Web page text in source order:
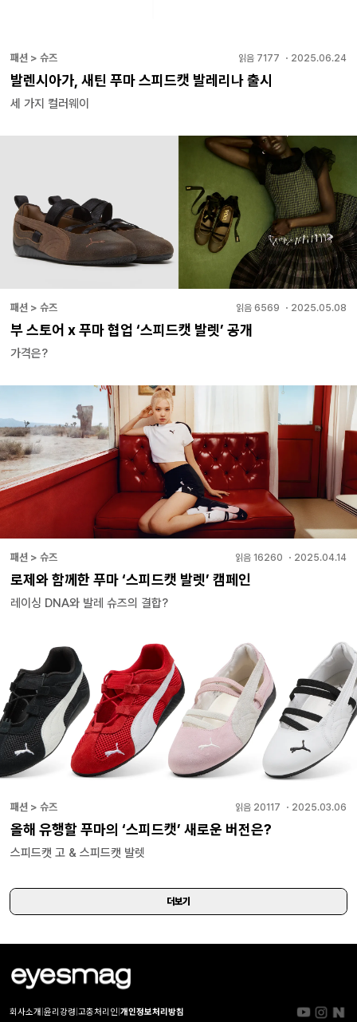
패션 > 슈즈 읽음 7177 ・ 2025.06.24
발렌시아가, 새틴 푸마 스피드캣 발레리나 출시
세 가지 컬러웨이
패션 > 슈즈 읽음 6569 ・ 2025.05.08
부 스토어 x 푸마 협업 ‘스피드캣 발렛’ 공개
가격은?
패션 > 슈즈 읽음 16260 ・ 2025.04.14
로제와 함께한 푸마 ‘스피드캣 발렛’ 캠페인
레이싱 DNA와 발레 슈즈의 결합?
패션 > 슈즈 읽음 20117 ・ 2025.03.06
올해 유행할 푸마의 ‘스피드캣’ 새로운 버전은?
스피드캣 고 & 스피드캣 발렛
더보기
회사소개 윤리강령 고충처리인 개인정보처리방침